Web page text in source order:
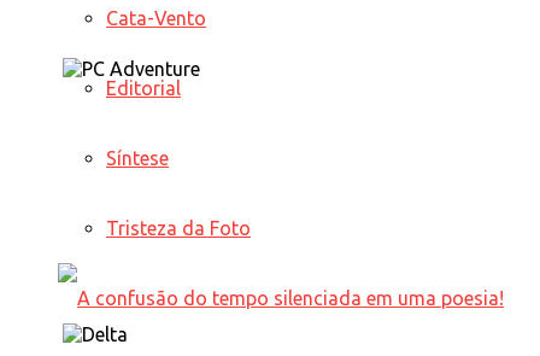
Cata-Vento
Editorial
Síntese
Tristeza da Foto